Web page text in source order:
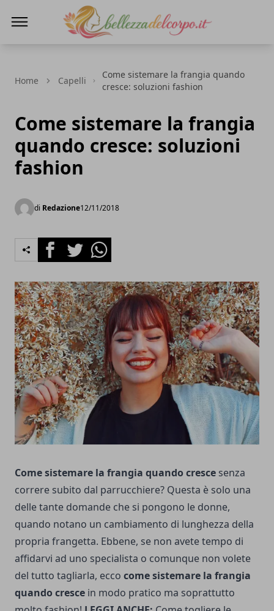
Home Capelli
Come sistemare la frangia quando
cresce: soluzioni fashion
Come sistemare la frangia
quando cresce: soluzioni
fashion
di Redazione12/11/2018
FacebookTwitterWhatsapp
Come sistemare la frangia quando cresce senza
correre subito dal parrucchiere? Questa è solo una
delle tante domande che si pongono le donne,
quando notano un cambiamento di lunghezza della
propria frangetta. Ebbene, se non avete tempo di
affidarvi ad uno specialista o comunque non volete
del tutto tagliarla, ecco come sistemare la frangia
quando cresce in modo pratico ma soprattutto